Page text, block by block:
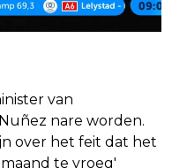
van
nare worden.
over het feit dat het
te vroeg'